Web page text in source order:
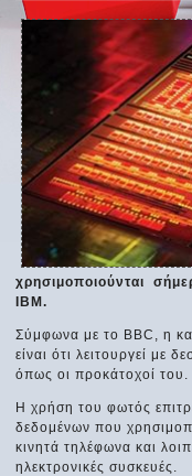
χρησιμοποιούνται
ΙΒΜ.
Σύμφωνα με το BBC, η
είναι ότι λειτουργεί με
όπως οι προκάτοχοί του.
Η χρήση του φωτός
δεδομένων που
κινητά τηλέφωνα και
ηλεκτρονικές συσκευές.